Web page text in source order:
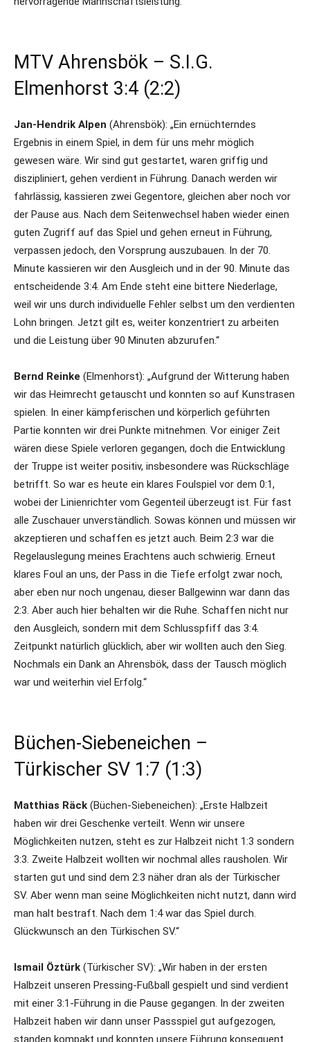
MTV Ahrensbök – S.I.G.
Elmenhorst 3:4 (2:2)
Jan-Hendrik Alpen (Ahrensbök): „Ein ernüchterndes
Ergebnis in einem Spiel, in dem für uns mehr möglich
gewesen wäre. Wir sind gut gestartet, waren griffig und
diszipliniert, gehen verdient in Führung. Danach werden wir
fahrlässig, kassieren zwei Gegentore, gleichen aber noch vor
der Pause aus. Nach dem Seitenwechsel haben wieder einen
guten Zugriff auf das Spiel und gehen erneut in Führung,
verpassen jedoch, den Vorsprung auszubauen. In der 70.
Minute kassieren wir den Ausgleich und in der 90. Minute das
entscheidende 3:4. Am Ende steht eine bittere Niederlage,
weil wir uns durch individuelle Fehler selbst um den verdienten
Lohn bringen. Jetzt gilt es, weiter konzentriert zu arbeiten
und die Leistung über 90 Minuten abzurufen.“
Bernd Reinke (Elmenhorst): „Aufgrund der Witterung haben
wir das Heimrecht getauscht und konnten so auf Kunstrasen
spielen. In einer kämpferischen und körperlich geführten
Partie konnten wir drei Punkte mitnehmen. Vor einiger Zeit
wären diese Spiele verloren gegangen, doch die Entwicklung
der Truppe ist weiter positiv, insbesondere was Rückschläge
betrifft. So war es heute ein klares Foulspiel vor dem 0:1,
wobei der Linienrichter vom Gegenteil überzeugt ist. Für fast
alle Zuschauer unverständlich. Sowas können und müssen wir
akzeptieren und schaffen es jetzt auch. Beim 2:3 war die
Regelauslegung meines Erachtens auch schwierig. Erneut
klares Foul an uns, der Pass in die Tiefe erfolgt zwar noch,
aber eben nur noch ungenau, dieser Ballgewinn war dann das
2:3. Aber auch hier behalten wir die Ruhe. Schaffen nicht nur
den Ausgleich, sondern mit dem Schlusspfiff das 3:4.
Zeitpunkt natürlich glücklich, aber wir wollten auch den Sieg.
Nochmals ein Dank an Ahrensbök, dass der Tausch möglich
war und weiterhin viel Erfolg.“
Büchen-Siebeneichen –
Türkischer SV 1:7 (1:3)
Matthias Räck (Büchen-Siebeneichen): „Erste Halbzeit
haben wir drei Geschenke verteilt. Wenn wir unsere
Möglichkeiten nutzen, steht es zur Halbzeit nicht 1:3 sondern
3:3. Zweite Halbzeit wollten wir nochmal alles rausholen. Wir
starten gut und sind dem 2:3 näher dran als der Türkischer
SV. Aber wenn man seine Möglichkeiten nicht nutzt, dann wird
man halt bestraft. Nach dem 1:4 war das Spiel durch.
Glückwunsch an den Türkischen SV.“
Ismail Öztürk (Türkischer SV): „Wir haben in der ersten
Halbzeit unseren Pressing-Fußball gespielt und sind verdient
mit einer 3:1-Führung in die Pause gegangen. In der zweiten
Halbzeit haben wir dann unser Passspiel gut aufgezogen,
standen kompakt und konnten unsere Führung konsequent